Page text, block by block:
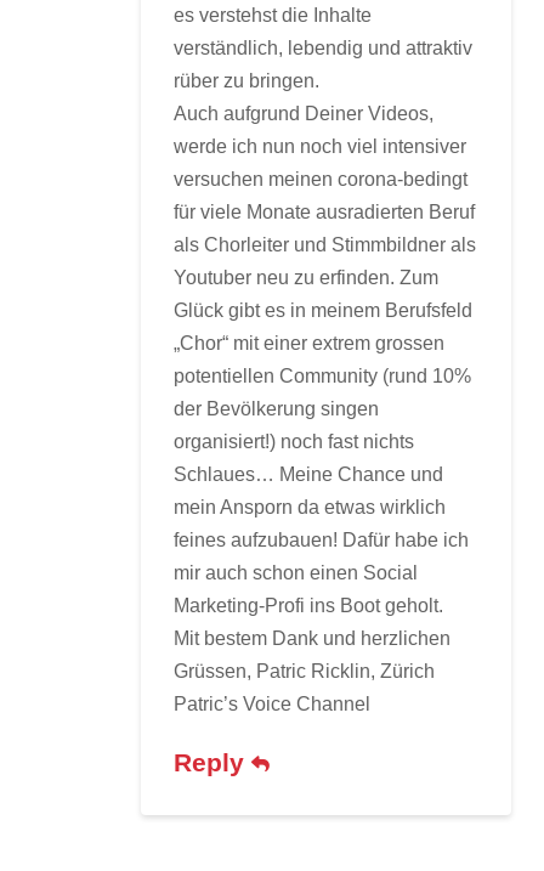
es verstehst die Inhalte
verständlich, lebendig und attraktiv
rüber zu bringen.
Auch aufgrund Deiner Videos,
werde ich nun noch viel intensiver
versuchen meinen corona-bedingt
für viele Monate ausradierten Beruf
als Chorleiter und Stimmbildner als
Youtuber neu zu erfinden. Zum
Glück gibt es in meinem Berufsfeld
„Chor“ mit einer extrem grossen
potentiellen Community (rund 10%
der Bevölkerung singen
organisiert!) noch fast nichts
Schlaues… Meine Chance und
mein Ansporn da etwas wirklich
feines aufzubauen! Dafür habe ich
mir auch schon einen Social
Marketing-Profi ins Boot geholt.
Mit bestem Dank und herzlichen
Grüssen, Patric Ricklin, Zürich
Patric’s Voice Channel
Reply